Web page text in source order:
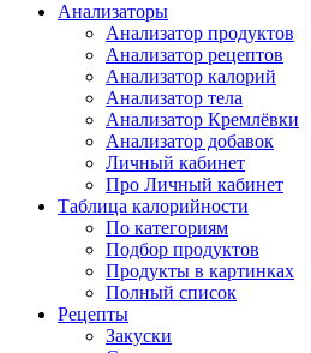
Анализаторы
Анализатор продуктов
Анализатор рецептов
Анализатор калорий
Анализатор тела
Анализатор Кремлёвки
Анализатор добавок
Личный кабинет
Про Личный кабинет
Таблица калорийности
По категориям
Подбор продуктов
Продукты в картинках
Полный список
Рецепты
Закуски